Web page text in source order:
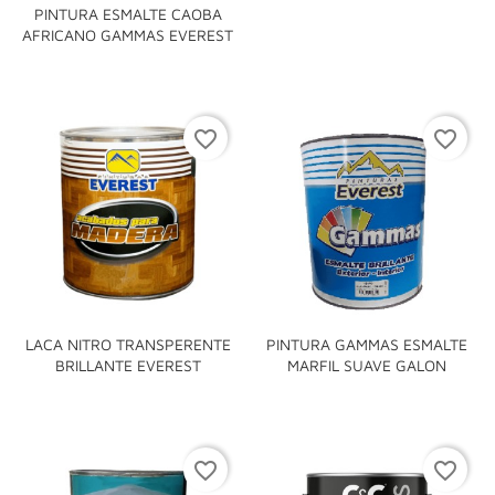
PINTURA ESMALTE CAOBA
AFRICANO GAMMAS EVEREST
LACA NITRO TRANSPERENTE
BRILLANTE EVEREST
favorite_border
PINTURA GAMMAS ESMALTE
MARFIL SUAVE GALON
favorite_border
favorite_border favorite_border